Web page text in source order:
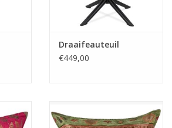
Draaifeauteuil
€449,00